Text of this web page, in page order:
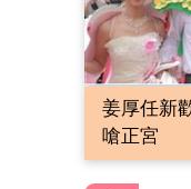
姜厚任新
嗆正宮